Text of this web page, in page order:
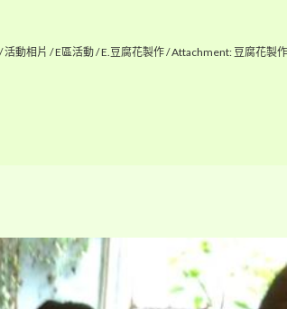
/活動相片 /E區活動/E.豆腐花製作/Attachment: 豆腐花製